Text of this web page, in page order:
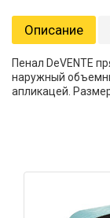
Описание
Пенал DeVENTE
наружный
апликацей.